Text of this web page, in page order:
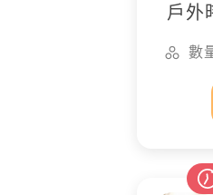
戶外
數